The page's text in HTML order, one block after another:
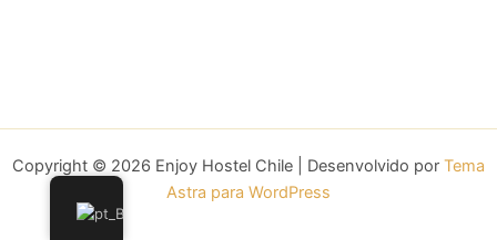
Copyright © 2026 Enjoy Hostel Chile | Desenvolvido por Tema
Astra para WordPress